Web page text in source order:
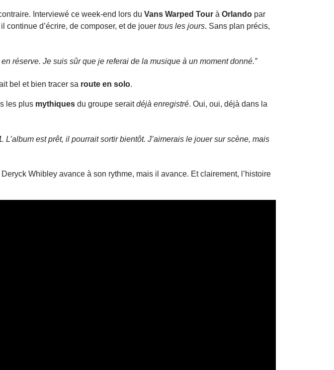
Interviewé ce week-end lors du Vans Warped Tour à Orlando par
continue d’écrire, de composer, et de jouer tous les jours. Sans plan précis,
réserve. Je suis sûr que je referai de la musique à un moment donné.”
bel et bien tracer sa route en solo.
les plus mythiques du groupe seraitdéjà enregistré. Oui, oui, déjà dans la
. L’album est prêt, il pourrait sortir bientôt. J’aimerais le jouer sur scène, mais
Whibley avance à son rythme, mais il avance. Et clairement, l’histoire